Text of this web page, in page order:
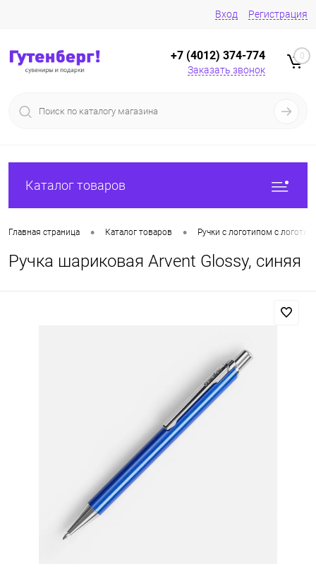
Вход Регистрация
+7 (4012) 374-774
Заказать звонок
0
Каталог товаров
Главная страница • Каталог товаров • Ручки с логотипом с
Ручка шариковая Arvent Glossy, синяя